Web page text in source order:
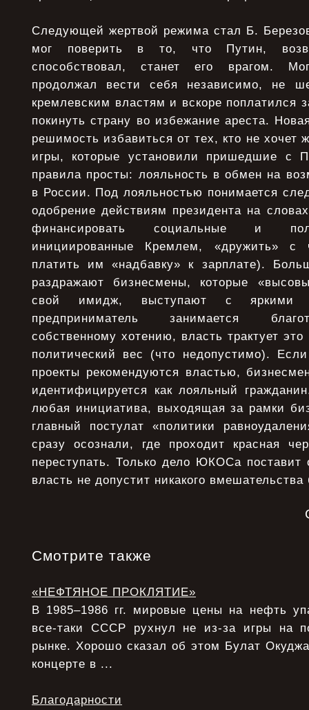
Следующей жертвой режима стал Б.
мог поверить в то, что Путин,
способствовал, станет его врагом.
продолжал вести себя независимо, не
кремлевским властям и вскоре поплатился
покинуть страну во избежание ареста.
решимость избавиться от тех, кто не хочет
игры, которые установили пришедшие с
правила просты: лояльность в обмен на
в России. Под лояльностью понимается
одобрение действиям президента на
финансировать социальные и
инициированные Кремлем, «дружить» с
платить им «надбавку» к зарплате).
раздражают бизнесмены, которые
свой имидж, выступают с яркими
предприниматель занимается
собственному хотению, власть трактует это
политический вес (что недопустимо).
проекты рекомендуются властью,
идентифицируется как лояльный
любая инициатива, выходящая за рамки
главный постулат «политики
сразу осознали, где проходит красная
переступать. Только дело ЮКОСа поставит
власть не допустит никакого
Смотрите также
«НЕФТЯНОЕ ПРОКЛЯТИЕ»
В 1985–1986 гг. мировые цены на нефть
все-таки СССР рухнул не из-за игры на
рынке. Хорошо сказал об этом Булат
концерте в ...
Благодарности